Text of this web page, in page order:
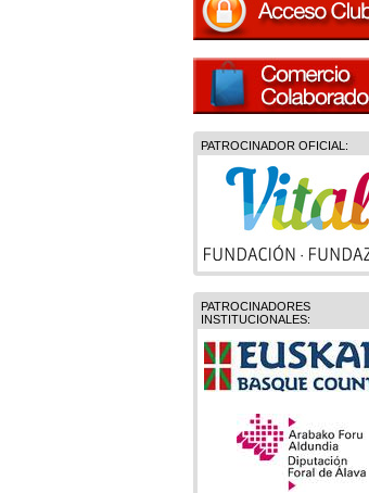
PATROCINADOR OFICIAL:
PATROCINADORES
INSTITUCIONALES: